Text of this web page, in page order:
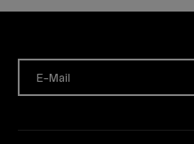
E-Mail